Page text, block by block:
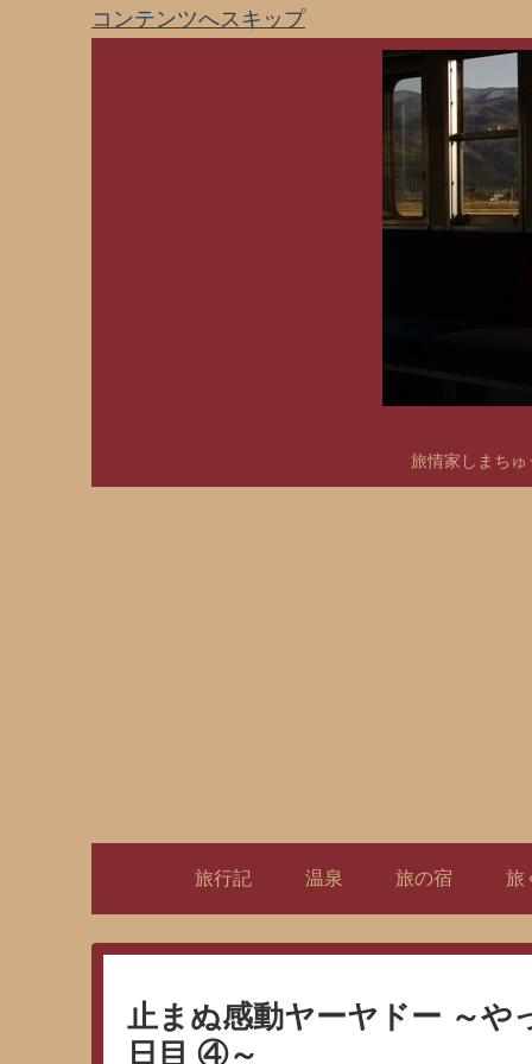
コンテンツへスキップ
旅情家しまち
旅行記 温泉 旅の宿 旅
止まぬ感動ヤーヤドー ～や
日目 ④～